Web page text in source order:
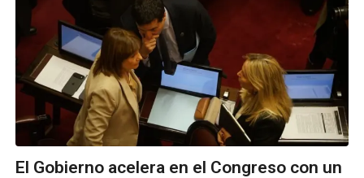
El Gobierno acelera en el Congreso con un